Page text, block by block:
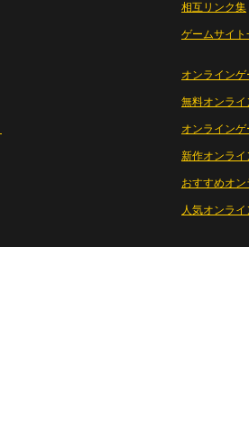
相互リンク集
ゲームサイト
オンラインゲ
無料オンライ
オンライン
新作オンライ
おすすめオ
人気オンラ